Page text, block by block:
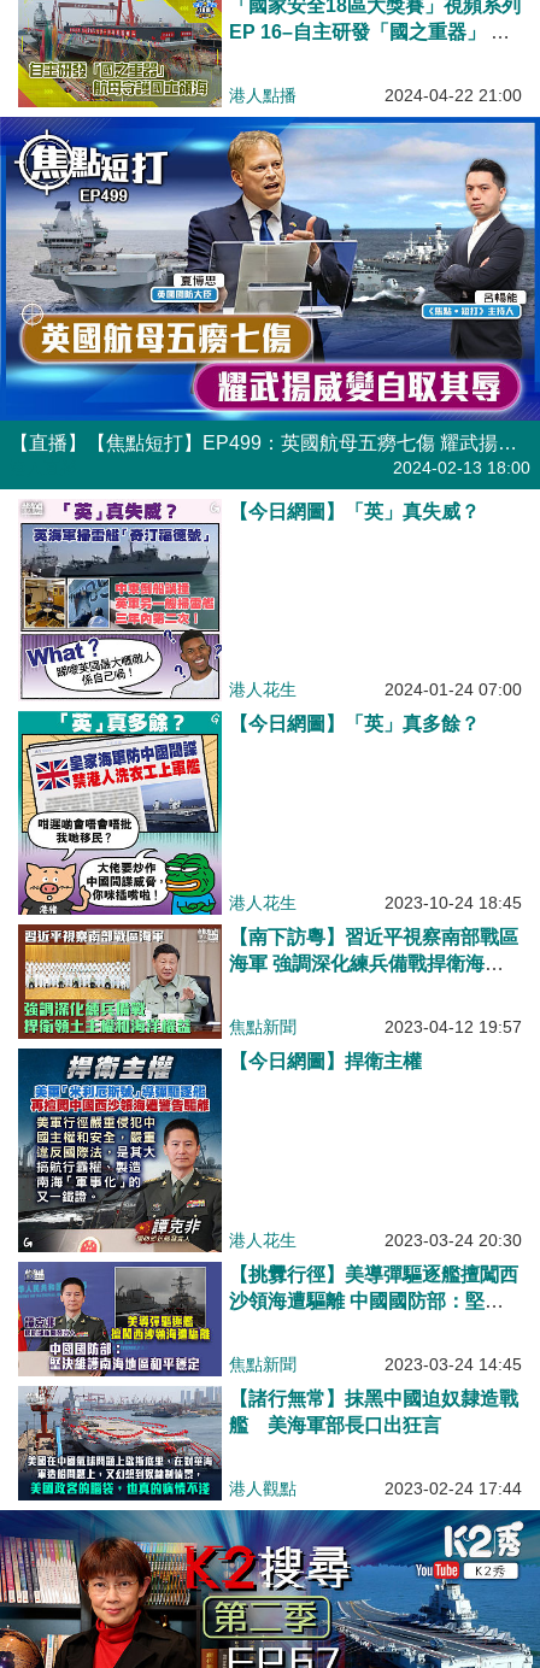
「國家安全18區大獎賽」視頻系列
EP 16–自主研發「國之重器」 航
港人點播 2024-04-22 21:00
【直播】【焦點短打】EP499：英國航母五癆七傷 耀武揚威變自取其辱
2024-02-13 18:00
【今日網圖】「英」真失威？
港人花生 2024-01-24 07:00
【今日網圖】「英」真多餘？
港人花生 2023-10-24 18:45
【南下訪粵】習近平視察南部戰區
海軍 強調深化練兵備戰捍衛海洋
焦點新聞 2023-04-12 19:57
【今日網圖】捍衛主權
港人花生 2023-03-24 20:30
【挑釁行徑】美導彈驅逐艦擅闖西
沙領海遭驅離 中國國防部：堅決
焦點新聞 2023-03-24 14:45
【諸行無常】抹黑中國迫奴隸造戰
艦 美海軍部長口出狂言
港人觀點 2023-02-24 17:44